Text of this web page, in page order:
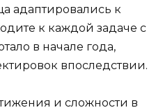
адаптировались к
к каждой задаче с
в начале года,
впоследствии.
и сложности в